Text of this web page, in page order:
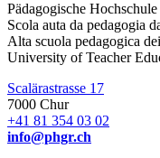
Pädagogische
Scola auta da pedagogia
Alta scuola pedagogica
University of Teacher
Scalärastrasse 17
7000 Chur
+41 81 354 03 02
info@phgr.ch